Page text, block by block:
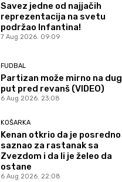
Savez jedne od najjačih
reprezentacija na svetu
podržao Infantina!
7 Aug 2026. 09:09
FUDBAL
Partizan može mirno na dug
put pred revanš (VIDEO)
6 Aug 2026. 23:08
KOŠARKA
Kenan otkrio da je posredno
saznao za rastanak sa
Zvezdom i da li je želeo da
ostane
6 Aug 2026. 22:08